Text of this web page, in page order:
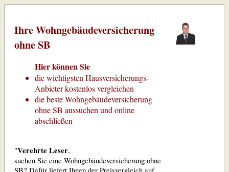
Ihre Wohngebäudeversicherung
ohne SB
Hier können Sie
die wichtigsten Hausversicherungs-
Anbieter kostenlos vergleichen
die beste Wohngebäudeversicherung
ohne SB aussuchen und online
abschließen
"Verehrte Leser,
suchen Sie eine Wohngebäudeversicherung ohne